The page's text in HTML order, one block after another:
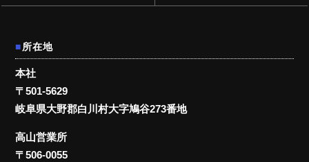
所在地
本社
〒501-5629
岐阜県大野郡白川村大字鳩谷273番地
高山営業所
〒506-0055